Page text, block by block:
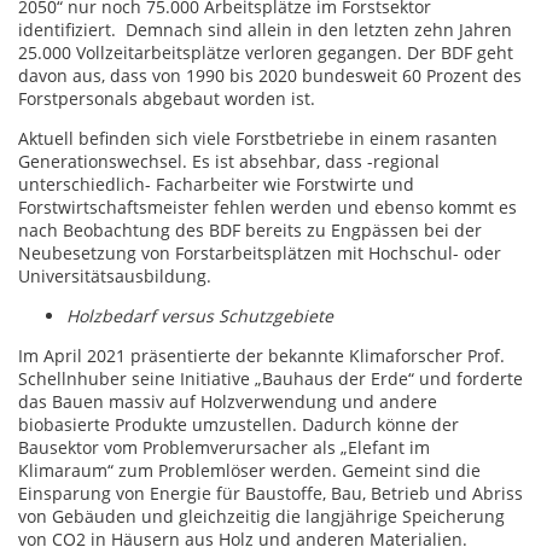
2050“ nur noch 75.000 Arbeitsplätze im Forstsektor
identifiziert. Demnach sind allein in den letzten zehn Jahren
25.000 Vollzeitarbeitsplätze verloren gegangen. Der BDF geht
davon aus, dass von 1990 bis 2020 bundesweit 60 Prozent des
Forstpersonals abgebaut worden ist.
Aktuell befinden sich viele Forstbetriebe in einem rasanten
Generationswechsel. Es ist absehbar, dass -regional
unterschiedlich- Facharbeiter wie Forstwirte und
Forstwirtschaftsmeister fehlen werden und ebenso kommt es
nach Beobachtung des BDF bereits zu Engpässen bei der
Neubesetzung von Forstarbeitsplätzen mit Hochschul- oder
Universitätsausbildung.
Holzbedarf versus Schutzgebiete
Im April 2021 präsentierte der bekannte Klimaforscher Prof.
Schellnhuber seine Initiative „Bauhaus der Erde“ und forderte
das Bauen massiv auf Holzverwendung und andere
biobasierte Produkte umzustellen. Dadurch könne der
Bausektor vom Problemverursacher als „Elefant im
Klimaraum“ zum Problemlöser werden. Gemeint sind die
Einsparung von Energie für Baustoffe, Bau, Betrieb und Abriss
von Gebäuden und gleichzeitig die langjährige Speicherung
von CO2 in Häusern aus Holz und anderen Materialien.